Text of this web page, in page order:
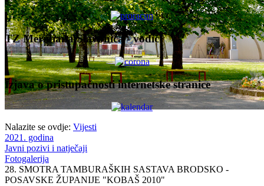
TZ Meridiana Slavonica - vodič
Izjava o pristupačnosti internetske stranice
Nalazite se ovdje: Vijesti
2021. godina
Javni pozivi i natječaji
Fotogalerija
28. SMOTRA TAMBURAŠKIH SASTAVA BRODSKO -
POSAVSKE ŽUPANIJE "KOBAŠ 2010"